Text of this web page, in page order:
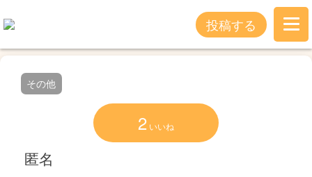
投稿する
その他
2 いいね
匿名